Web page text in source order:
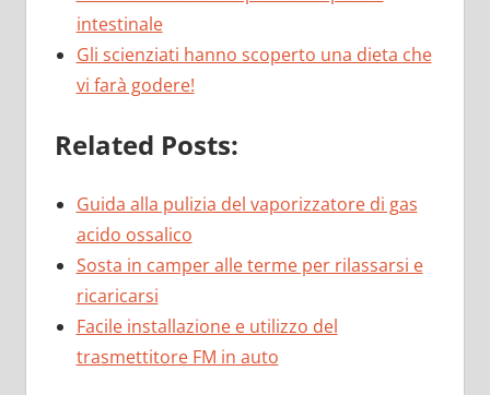
intestinale
Gli scienziati hanno scoperto una dieta che
vi farà godere!
Related Posts:
Guida alla pulizia del vaporizzatore di gas
acido ossalico
Sosta in camper alle terme per rilassarsi e
ricaricarsi
Facile installazione e utilizzo del
trasmettitore FM in auto